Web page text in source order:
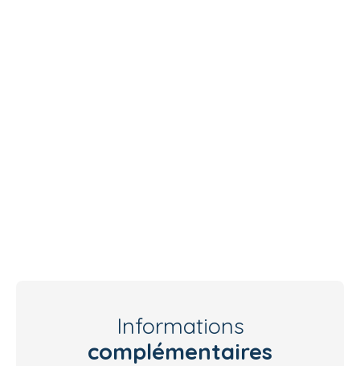
Informations
complémentaires